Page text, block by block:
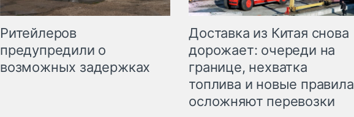
Ритейлеров
предупредили о
возможных задержках
Доставка из Китая снова
дорожает: очереди на
границе, нехватка
топлива и новые правила
осложняют перевозки